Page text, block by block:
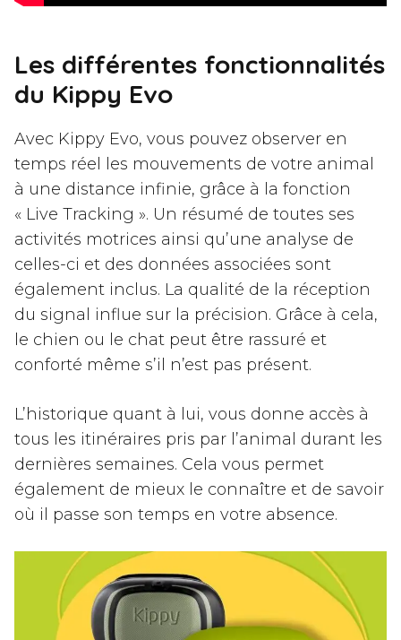
Les différentes fonctionnalités
du Kippy Evo
Avec Kippy Evo, vous pouvez observer en
temps réel les mouvements de votre animal
à une distance infinie, grâce à la fonction
« Live Tracking ». Un résumé de toutes ses
activités motrices ainsi qu’une analyse de
celles-ci et des données associées sont
également inclus. La qualité de la réception
du signal influe sur la précision. Grâce à cela,
le chien ou le chat peut être rassuré et
conforté même s’il n’est pas présent.
L’historique quant à lui, vous donne accès à
tous les itinéraires pris par l’animal durant les
dernières semaines. Cela vous permet
également de mieux le connaître et de savoir
où il passe son temps en votre absence.